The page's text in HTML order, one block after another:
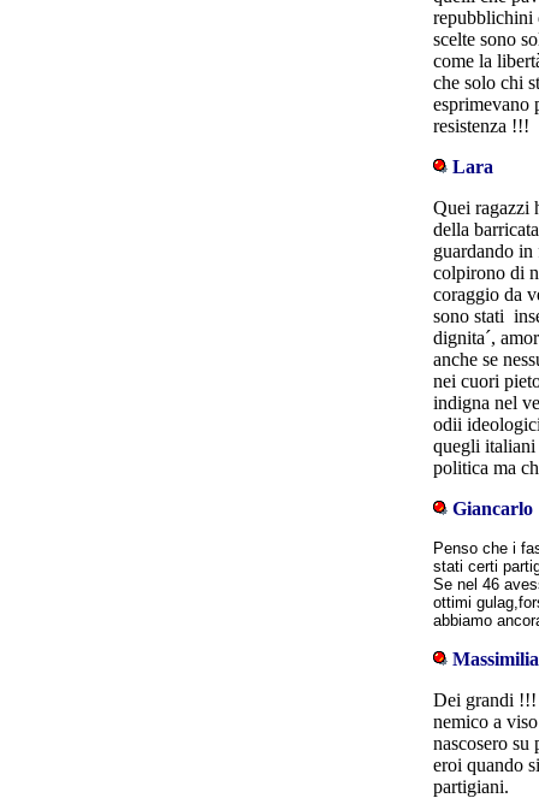
repubblichini
scelte sono
come la
che solo chi
esprimevano
resistenza !!!
Lara
Quei ragazzi
della
guardando in
colpirono di
coraggio da
sono stati
dignita´,
anche se
nei cuori
indigna nel
odii
quegli italiani
politica ma
Giancarlo
Penso che i
stati certi
Se nel 46
ottimi
abbiamo
Dei grandi !!!
nemico a
nascosero
eroi quando
partigiani.